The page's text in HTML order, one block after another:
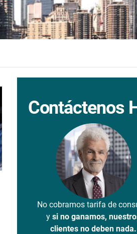
Contáctenos
No cobramos tarifa de
y si no ganamos,
clientes no deben nada.